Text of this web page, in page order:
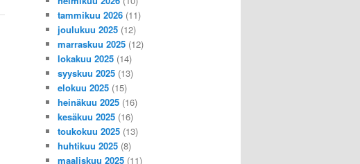
tammikuu 2026 (11)
joulukuu 2025 (12)
marraskuu 2025 (12)
lokakuu 2025 (14)
syyskuu 2025 (13)
elokuu 2025 (15)
heinäkuu 2025 (16)
kesäkuu 2025 (16)
toukokuu 2025 (13)
huhtikuu 2025 (8)
maaliskuu 2025 (11)